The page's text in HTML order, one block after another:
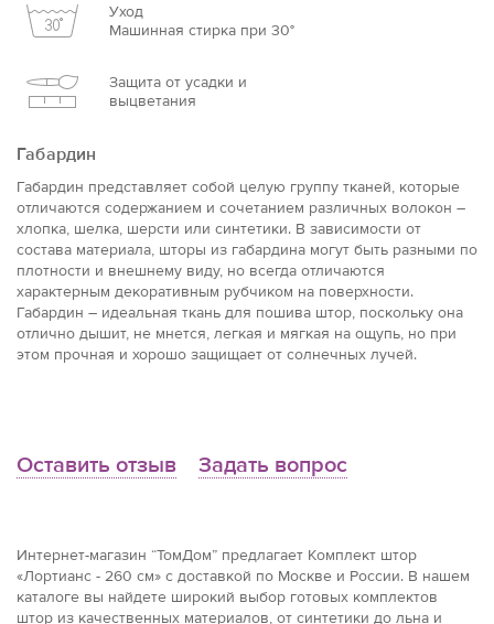
Уход
Машинная стирка при 30°
Защита от усадки и
выцветания
Габардин
Габардин представляет собой целую группу тканей, которые
отличаются содержанием и сочетанием различных волокон –
хлопка, шелка, шерсти или синтетики. В зависимости от
состава материала, шторы из габардина могут быть разными по
плотности и внешнему виду, но всегда отличаются
характерным декоративным рубчиком на поверхности.
Габардин – идеальная ткань для пошива штор, поскольку она
отлично дышит, не мнется, легкая и мягкая на ощупь, но при
этом прочная и хорошо защищает от солнечных лучей.
Оставить отзыв Задать вопрос
Интернет-магазин “ТомДом” предлагает Комплект штор
«Лортианс - 260 см» с доставкой по Москве и России. В нашем
каталоге вы найдете широкий выбор готовых комплектов
штор из качественных материалов, от синтетики до льна и